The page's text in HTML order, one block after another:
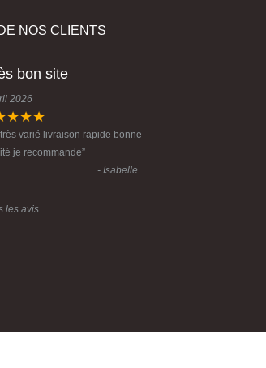
NOS CLIENTS
bon site
2026
varié livraison rapide bonne
je recommande
- Isabelle
les avis